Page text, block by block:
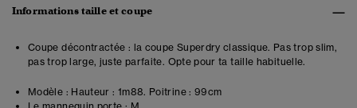
Informations taille et coupe
Coupe décontractée : la coupe Superdry classique. Pas trop slim,
pas trop large, juste parfaite. Opte pour ta taille habituelle.
Modèle : Hauteur : 1m88. Poitrine : 99cm